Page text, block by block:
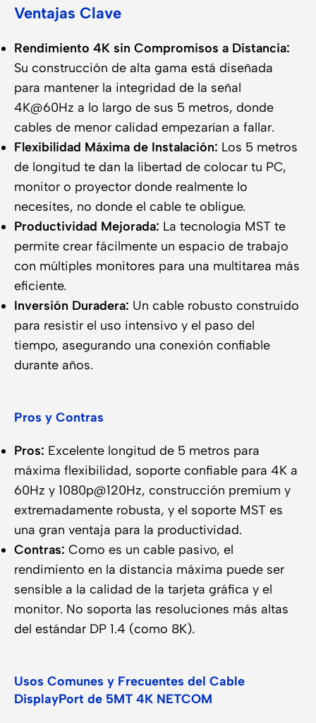
Ventajas Clave
Rendimiento 4K sin Compromisos a Distancia:
Su construcción de alta gama está diseñada
para mantener la integridad de la señal
4K@60Hz a lo largo de sus 5 metros, donde
cables de menor calidad empezarían a fallar.
Flexibilidad Máxima de Instalación: Los 5 metros
de longitud te dan la libertad de colocar tu PC,
monitor o proyector donde realmente lo
necesites, no donde el cable te obligue.
Productividad Mejorada: La tecnología MST te
permite crear fácilmente un espacio de trabajo
con múltiples monitores para una multitarea más
eficiente.
Inversión Duradera: Un cable robusto construido
para resistir el uso intensivo y el paso del
tiempo, asegurando una conexión confiable
durante años.
Pros y Contras
Pros: Excelente longitud de 5 metros para
máxima flexibilidad, soporte confiable para 4K a
60Hz y 1080p@120Hz, construcción premium y
extremadamente robusta, y el soporte MST es
una gran ventaja para la productividad.
Contras: Como es un cable pasivo, el
rendimiento en la distancia máxima puede ser
sensible a la calidad de la tarjeta gráfica y el
monitor. No soporta las resoluciones más altas
del estándar DP 1.4 (como 8K).
Usos Comunes y Frecuentes del Cable
DisplayPort de 5MT 4K NETCOM